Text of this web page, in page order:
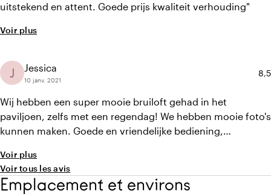
uitstekend en attent. Goede prijs kwaliteit verhouding"
Voir plus
J Jessica
10 janv. 2021
8,5
Wij hebben een super mooie bruiloft gehad in het
paviljoen, zelfs met een regendag! We hebben mooie foto's
kunnen maken. Goede en vriendelijke bediening,
kwaliteit verhouding."
Voir plus
Voir tous les avis
Emplacement et environs